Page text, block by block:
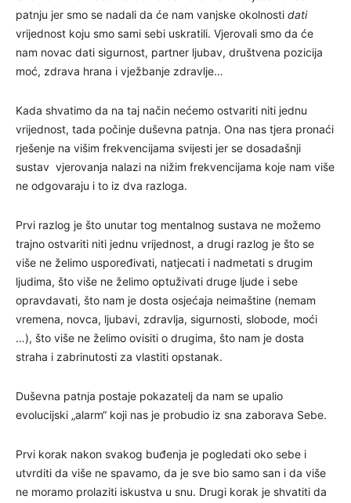
patnju jer smo se nadali da će nam vanjske okolnosti dati
vrijednost koju smo sami sebi uskratili. Vjerovali smo da će
nam novac dati sigurnost, partner ljubav, društvena pozicija
moć, zdrava hrana i vježbanje zdravlje…
Kada shvatimo da na taj način nećemo ostvariti niti jednu
vrijednost, tada počinje duševna patnja. Ona nas tjera pronaći
rješenje na višim frekvencijama svijesti jer se dosadašnji
sustav vjerovanja nalazi na nižim frekvencijama koje nam više
ne odgovaraju i to iz dva razloga.
Prvi razlog je što unutar tog mentalnog sustava ne možemo
trajno ostvariti niti jednu vrijednost, a drugi razlog je što se
više ne želimo uspoređivati, natjecati i nadmetati s drugim
ljudima, što više ne želimo optuživati druge ljude i sebe
opravdavati, što nam je dosta osjećaja neimaštine (nemam
vremena, novca, ljubavi, zdravlja, sigurnosti, slobode, moći
…), što više ne želimo ovisiti o drugima, što nam je dosta
straha i zabrinutosti za vlastiti opstanak.
Duševna patnja postaje pokazatelj da nam se upalio
evolucijski „alarm“ koji nas je probudio iz sna zaborava Sebe.
Prvi korak nakon svakog buđenja je pogledati oko sebe i
utvrditi da više ne spavamo, da je sve bio samo san i da više
ne moramo prolaziti iskustva u snu. Drugi korak je shvatiti da